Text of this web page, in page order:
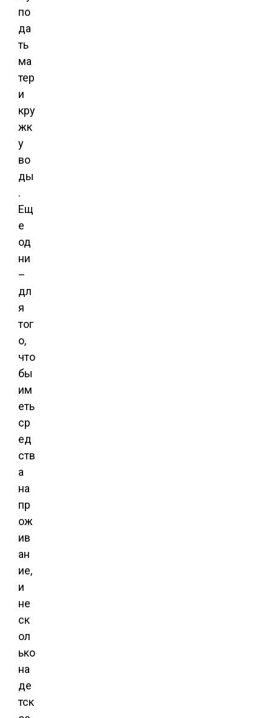
по
да
ть
ма
тер
и
кру
жк
у
во
ды
.
Ещ
е
од
ни
–
дл
я
тог
о,
что
бы
им
еть
ср
ед
ств
а
на
пр
ож
ив
ан
ие,
и
не
ск
ол
ько
на
де
тск